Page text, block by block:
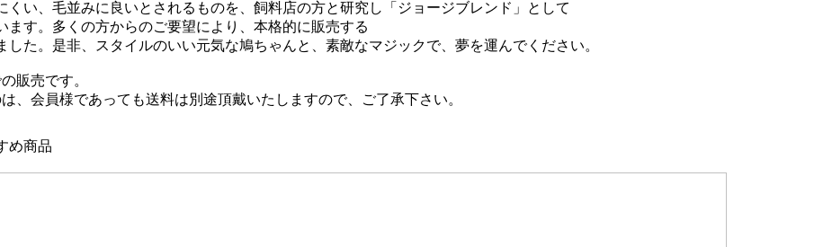
くい、毛並みに良いとされるものを、飼料店の方と研究し「ジョージブレンド」として
ます。多くの方からのご要望により、本格的に販売する
した。是非、スタイルのいい元気な鳩ちゃんと、素敵なマジックで、夢を運んでください。
販売です。
、会員様であっても送料は別途頂戴いたしますので、ご了承下さい。